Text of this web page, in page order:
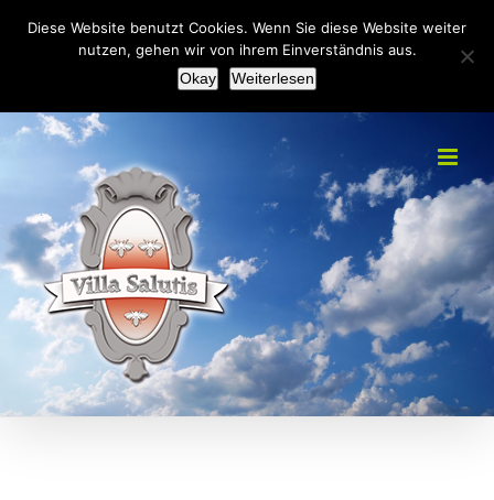
+49(0)2151 451092 info@villa-salutis.de
Facebook
Diese Website benutzt Cookies. Wenn Sie diese Website weiter
nutzen, gehen wir von ihrem Einverständnis aus.
Okay
Weiterlesen